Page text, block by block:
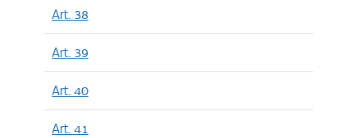
Art. 38
Art. 39
Art. 40
Art. 41